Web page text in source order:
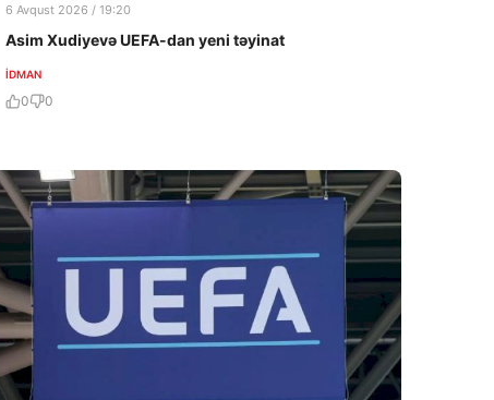
6 Avqust 2026 / 19:20
Asim Xudiyevə UEFA-dan yeni təyinat
İDMAN
0 0